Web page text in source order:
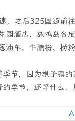
，之后325国道前往
酒店、放鸡岛各度
油车、牛腩粉、捞
节，因为根子镇
季节，还等什么，